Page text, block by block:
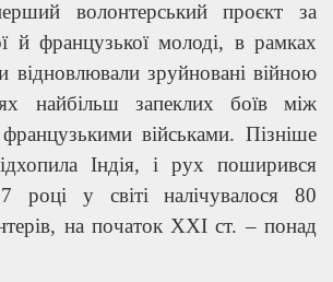
волонтерський проєкт за
й французької молоді, в рамках
відновлювали зруйновані війною
найбільш запеклих боїв між
військами. Пізніше
Індія, і рух поширився
році у світі налічувалося 80
на початок ХХІ ст. – понад